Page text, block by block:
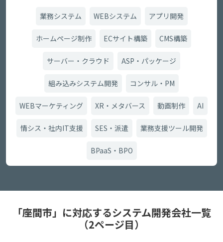
業務システム WEBシステム アプリ開発
ホームページ制作 ECサイト構築 CMS構築
サーバー・クラウド ASP・パッケージ
組み込みシステム開発 コンサル・PM
WEBマーケティング XR・メタバース 動画制作 AI
情シス・社内IT支援 SES・派遣 業務支援ツール開発
BPaaS・BPO
「座間市」に対応するシステム開発会社一覧
（2ページ目）